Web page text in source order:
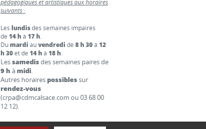
pédagogiques et artistiques aux horaires
suivants :
Leslundisdes semaines impaires
de14 hà17 h.
Dumardi auvendredi de8 h 30à12
h 30et de14 hà18 h.
Lessamedisdes semaines paires de
9 h à midi.
Autres horaires possiblessur
rendez-vous
(crpa@cdmcalsace.com ou 03 68 00
12 12).